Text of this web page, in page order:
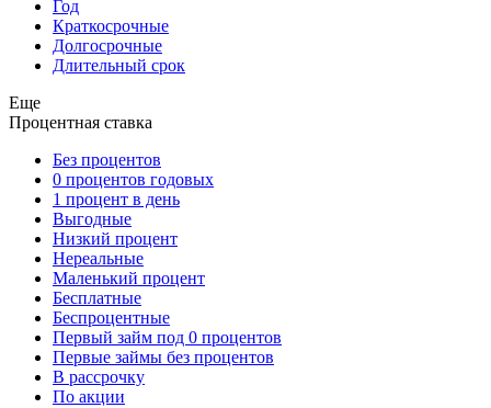
Год
Краткосрочные
Долгосрочные
Длительный срок
Еще
Процентная ставка
Без процентов
0 процентов годовых
1 процент в день
Выгодные
Низкий процент
Нереальные
Маленький процент
Бесплатные
Беспроцентные
Первый займ под 0 процентов
Первые займы без процентов
В рассрочку
По акции